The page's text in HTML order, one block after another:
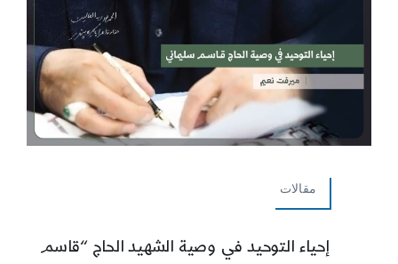
مقالات
إحياء التوحيد في وصية الشهيد الحاج “قاسم